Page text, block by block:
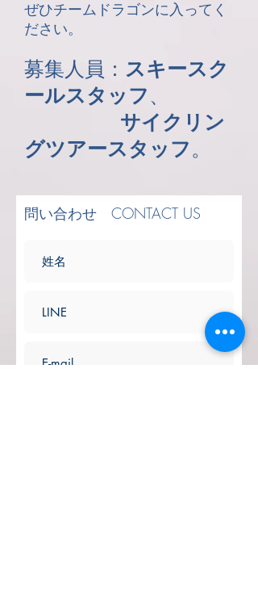
ぜひチームドラゴンに入ってく
ださい。
募集人員： スキースク
ールスタッフ、
サイクリン
グツアースタッフ。
問い合わせ CONTACT US